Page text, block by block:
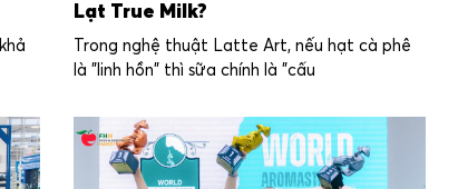
Lạt True Milk?
Trong nghệ thuật Latte Art, nếu hạt cà phê
là "linh hồn" thì sữa chính là "cấu